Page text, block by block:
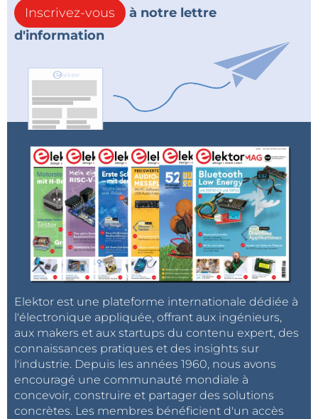
Inscrivez-vous
à notre lettre
d'information
Elektor est une plateforme internationale dédiée à
l'électronique appliquée, offrant aux ingénieurs,
aux makers et aux startups du contenu expert, des
connaissances pratiques et des insights sur
l'industrie. Depuis les années 1960, nous avons
encouragé une communauté mondiale à
concevoir, construire et partager des solutions
concrètes. Les membres bénéficient d'un accès